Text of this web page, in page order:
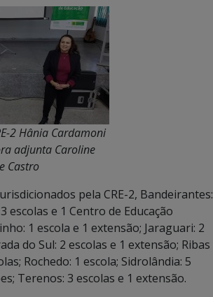
2 Hânia Cardamoni
adjunta Caroline
Castro
pela CRE-2, Bandeirantes:
escolas e 1 Centro de Educação
1 escola e 1 extensão; Jaraguari: 2
do Sul: 2 escolas e 1 extensão; Ribas
Rochedo: 1 escola; Sidrolândia: 5
Terenos: 3 escolas e 1 extensão.